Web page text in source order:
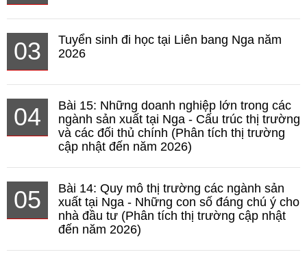
03
Tuyển sinh đi học tại Liên bang Nga năm
2026
04
Bài 15: Những doanh nghiệp lớn trong các
ngành sản xuất tại Nga - Cấu trúc thị trường
và các đối thủ chính (Phân tích thị trường
cập nhật đến năm 2026)
05
Bài 14: Quy mô thị trường các ngành sản
xuất tại Nga - Những con số đáng chú ý cho
nhà đầu tư (Phân tích thị trường cập nhật
đến năm 2026)